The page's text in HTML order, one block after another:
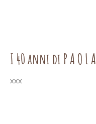
I 40 anni di P A O L A
xxx